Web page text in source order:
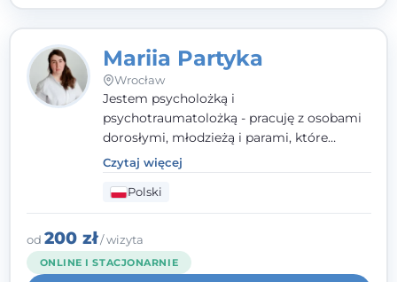
Mariia Partyka
Wrocław
Jestem psycholożką i
psychotraumatolożką - pracuję z osobami
dorosłymi, młodzieżą i parami, które
doświadczają kryzysów psychicznych,
traumy, stanów lękowych i trudności
relacyjnych. W pracy kieruję się
uważnością, empatią i głębokim
szacunkiem dla indywidualnej historii
każdego człowieka. Jestem w trakcie
czteroletniej szkoły psychoterapii
Czytaj więcej
Polski
od 200 zł/ wizyta
ONLINE I STACJONARNIE